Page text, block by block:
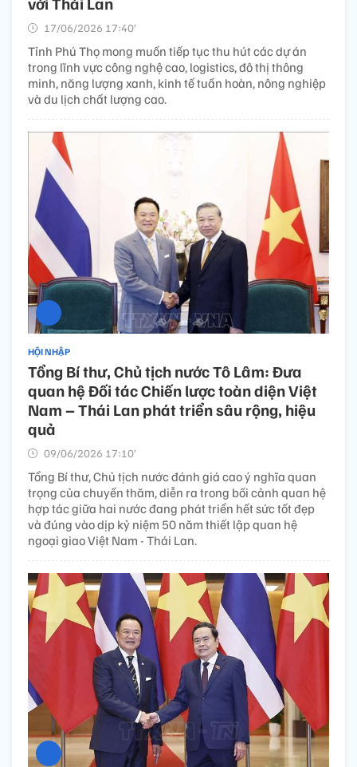
17/06/2026 17:40’
Tỉnh Phú Thọ mong muốn tiếp tục thu hút các dự án
trong lĩnh vực công nghệ cao, logistics, đô thị thông
minh, năng lượng xanh, kinh tế tuần hoàn, nông nghiệp
và du lịch chất lượng cao.
HỘI NHẬP
Tổng Bí thư, Chủ tịch nước Tô Lâm: Đưa
quan hệ Đối tác Chiến lược toàn diện Việt
Nam – Thái Lan phát triển sâu rộng, hiệu
quả
09/06/2026 17:10’
Tổng Bí thư, Chủ tịch nước đánh giá cao ý nghĩa quan
trọng của chuyến thăm, diễn ra trong bối cảnh quan hệ
hợp tác giữa hai nước đang phát triển hết sức tốt đẹp
và đúng vào dịp kỷ niệm 50 năm thiết lập quan hệ
ngoại giao Việt Nam - Thái Lan.